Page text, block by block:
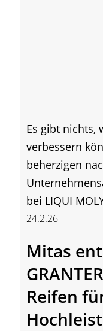
Es gibt nichts,
verbessern
beherzigen
bei LIQUI
24.2.26
Mitas
Reifen